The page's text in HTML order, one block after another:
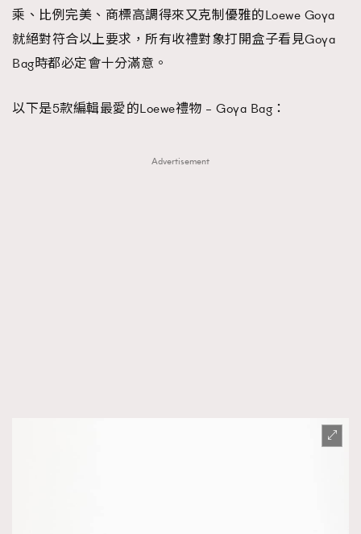
乘、比例完美、商標高調得來又克制優雅的Loewe Goya
就絕對符合以上要求，所有收禮對象打開盒子看見Goya
Bag時都必定會十分滿意。
以下是5款編輯最愛的Loewe禮物 – Goya Bag：
Advertisement